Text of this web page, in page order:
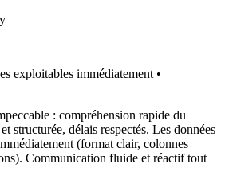
exploitables immédiatement •
: compréhension rapide du
structurée, délais respectés. Les données
(format clair, colonnes
Communication fluide et réactif tout